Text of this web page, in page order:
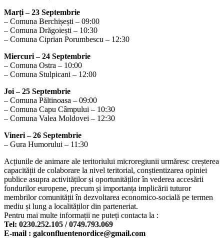
Marți – 23 Septembrie
– Comuna Berchișești – 09:00
– Comuna Drăgoiești – 10:30
– Comuna Ciprian Porumbescu – 12:30
Miercuri – 24 Septembrie
– Comuna Ostra – 10:00
– Comuna Stulpicani – 12:00
Joi – 25 Septembrie
– Comuna Păltinoasa – 09:00
– Comuna Capu Câmpului – 10:30
– Comuna Valea Moldovei – 12:30
Vineri – 26 Septembrie
– Gura Humorului – 11:30
Acțiunile de animare ale teritoriului microregiunii urmăresc creșterea
capacității de colaborare la nivel teritorial, conștientizarea opiniei
publice asupra activităților și oportunităților în vederea accesării
fondurilor europene, precum și importanța implicării tuturor
membrilor comunității în dezvoltarea economico-socială pe termen
mediu și lung a localităților din parteneriat.
Pentru mai multe informații ne puteți contacta la :
Tel: 0230.252.105 / 0749.793.069
E-mail : galconfluentenordice@gmail.com